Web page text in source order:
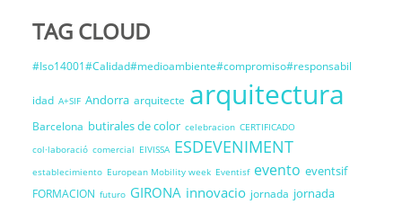
TAG CLOUD
#Iso14001#Calidad#medioambiente#compromiso#responsabil
idad A+SIF Andorra arquitecte arquitectura
Barcelona butirales de color celebracion CERTIFICADO
col·laboració comercial EIVISSA ESDEVENIMENT
establecimiento European Mobility week Eventisf evento eventsif
FORMACION futuro GIRONA innovacio jornada jornada